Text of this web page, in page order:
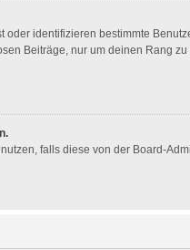
identifizieren bestimmte
Beiträge, nur um deinen Rang
falls diese von der Board-